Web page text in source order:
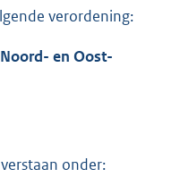
verordening:
en Oost-
onder: